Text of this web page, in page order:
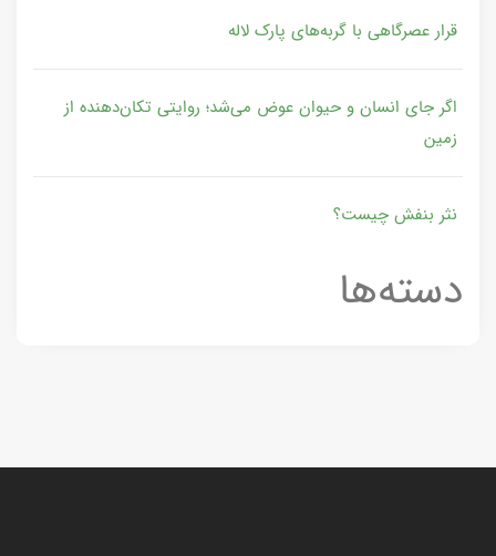
قرار عصرگاهی با گربه‌های پارک لاله
اگر جای انسان و حیوان عوض می‌شد؛ روایتی تکان‌دهنده از
زمین
نثر بنفش چیست؟
دسته‌ها